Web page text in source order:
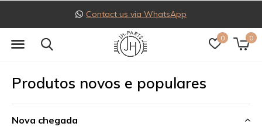
0 0
Contact us via WhatsApp
Produtos novos e populares
Nova chegada